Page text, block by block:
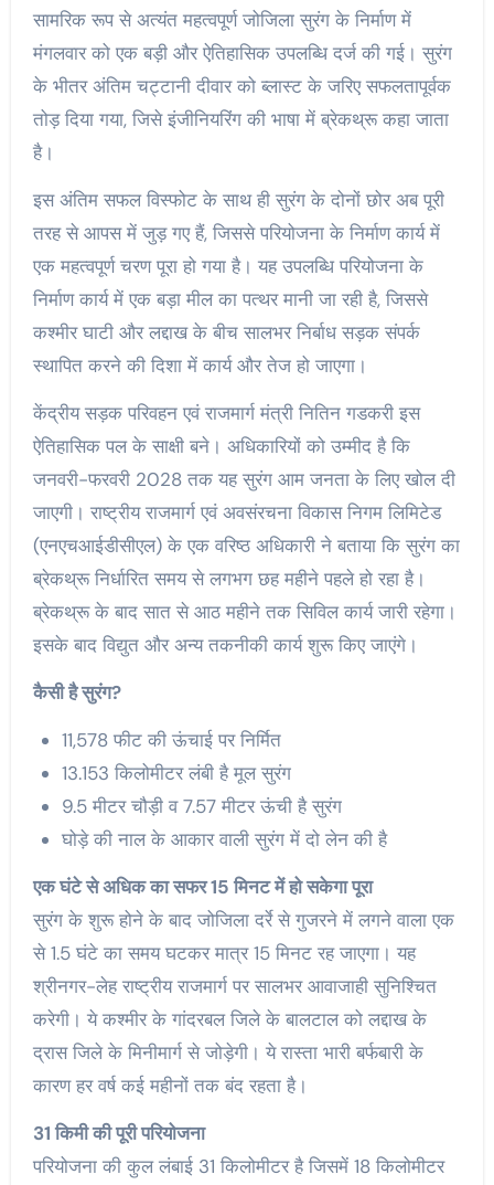
सामरिक रूप से अत्यंत महत्वपूर्ण जोजिला सुरंग के निर्माण में
मंगलवार को एक बड़ी और ऐतिहासिक उपलब्धि दर्ज की गई। सुरंग
के भीतर अंतिम चट्टानी दीवार को ब्लास्ट के जरिए सफलतापूर्वक
तोड़ दिया गया, जिसे इंजीनियरिंग की भाषा में ब्रेकथ्रू कहा जाता
है।
इस अंतिम सफल विस्फोट के साथ ही सुरंग के दोनों छोर अब पूरी
तरह से आपस में जुड़ गए हैं, जिससे परियोजना के निर्माण कार्य में
एक महत्वपूर्ण चरण पूरा हो गया है। यह उपलब्धि परियोजना के
निर्माण कार्य में एक बड़ा मील का पत्थर मानी जा रही है, जिससे
कश्मीर घाटी और लद्दाख के बीच सालभर निर्बाध सड़क संपर्क
स्थापित करने की दिशा में कार्य और तेज हो जाएगा।
केंद्रीय सड़क परिवहन एवं राजमार्ग मंत्री नितिन गडकरी इस
ऐतिहासिक पल के साक्षी बने। अधिकारियों को उम्मीद है कि
जनवरी-फरवरी 2028 तक यह सुरंग आम जनता के लिए खोल दी
जाएगी। राष्ट्रीय राजमार्ग एवं अवसंरचना विकास निगम लिमिटेड
(एनएचआईडीसीएल) के एक वरिष्ठ अधिकारी ने बताया कि सुरंग का
ब्रेकथ्रू निर्धारित समय से लगभग छह महीने पहले हो रहा है।
ब्रेकथ्रू के बाद सात से आठ महीने तक सिविल कार्य जारी रहेगा।
इसके बाद विद्युत और अन्य तकनीकी कार्य शुरू किए जाएंगे।
कैसी है सुरंग?
11,578 फीट की ऊंचाई पर निर्मित
13.153 किलोमीटर लंबी है मूल सुरंग
9.5 मीटर चौड़ी व 7.57 मीटर ऊंची है सुरंग
घोड़े की नाल के आकार वाली सुरंग में दो लेन की है
एक घंटे से अधिक का सफर 15 मिनट में हो सकेगा पूरा
सुरंग के शुरू होने के बाद जोजिला दर्रे से गुजरने में लगने वाला एक
से 1.5 घंटे का समय घटकर मात्र 15 मिनट रह जाएगा। यह
श्रीनगर-लेह राष्ट्रीय राजमार्ग पर सालभर आवाजाही सुनिश्चित
करेगी। ये कश्मीर के गांदरबल जिले के बालटाल को लद्दाख के
द्रास जिले के मिनीमार्ग से जोड़ेगी। ये रास्ता भारी बर्फबारी के
कारण हर वर्ष कई महीनों तक बंद रहता है।
31 किमी की पूरी परियोजना
परियोजना की कुल लंबाई 31 किलोमीटर है जिसमें 18 किलोमीटर